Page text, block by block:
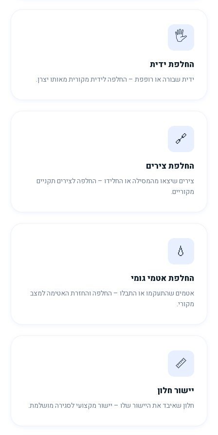
🖐️
החלפת ידית
ידית שבורה או רופפת – החלפה לידית מקורית מאותו יצרן.
🔗
החלפת צירים
צירים שיצאו מהמסילה או החלידו – החלפה לצירים תקניים
מקוריים.
💧
החלפת אטמי גומי
אטמים שהתעקמו או התבלו – החלפה והחזרת האטימה למצב
מקורי.
📏
יישור חלון
חלון שאיבד את היישור שלו – יישור מקצועי לסגירה מושלמת.